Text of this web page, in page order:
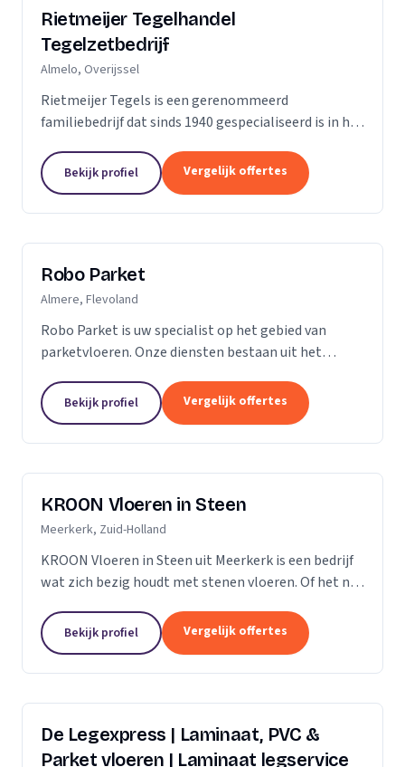
Rietmeijer Tegelhandel
Tegelzetbedrijf
Almelo, Overijssel
Rietmeijer Tegels is een gerenommeerd
familiebedrijf dat sinds 1940 gespecialiseerd is in het
Met een rijke geschiedenis en een passie voor...
Bekijk profiel Vergelijk offertes
Robo Parket
Almere, Flevoland
Robo Parket is uw specialist op het gebied van
parketvloeren. Onze diensten bestaan uit het
parketvloeren. Voor ons is elke parketvloer uniek en
verdient daarom...
Bekijk profiel Vergelijk offertes
KROON Vloeren in Steen
Meerkerk, Zuid-Holland
KROON Vloeren in Steen uit Meerkerk is een bedrijf
wat zich bezig houdt met stenen vloeren. Of het nu
tegelzetters, vloerverwarming, onderhoud,...
Bekijk profiel Vergelijk offertes
De Legexpress | Laminaat, PVC &
Parket vloeren | Laminaat legservice